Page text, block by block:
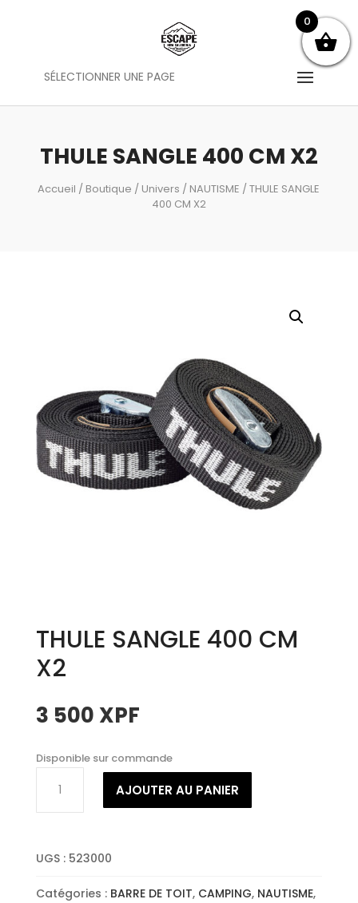
SÉLECTIONNER UNE PAGE
THULE SANGLE 400 CM X2
Accueil / Boutique / Univers / NAUTISME / THULE SANGLE
400 CM X2
THULE SANGLE 400 CM
X2
3 500 XPF
Disponible sur commande
THULE
CM
X2
AJOUTER AU PANIER
UGS : 523000
Catégories : BARRE DE TOIT, CAMPING, NAUTISME,
0